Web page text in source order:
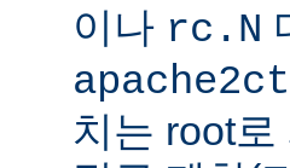
이나 rc.N
치는 root